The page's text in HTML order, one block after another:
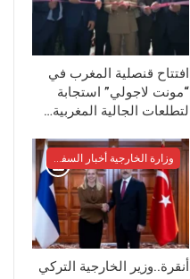
افتتاح قنصلية المغرب في
“مونت لاجولي” استجابة
لتطلعات الجالية المغربية…
وزارة الخارجية أخبار السفراء
أنقرة..وزير الخارجية التركي